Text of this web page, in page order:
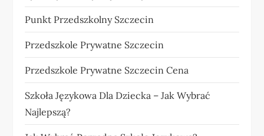
Punkt Przedszkolny Szczecin
Przedszkole Prywatne Szczecin
Przedszkole Prywatne Szczecin Cena
Szkoła Językowa Dla Dziecka – Jak Wybrać
Najlepszą?